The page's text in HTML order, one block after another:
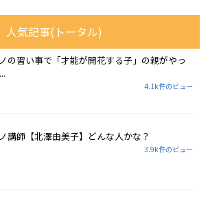
人気記事(トータル)
の習い事で「才能が開花する子」の親がやっ
4.1k件のビュー
講師【北澤由美子】どんな人かな？
3.9k件のビュー